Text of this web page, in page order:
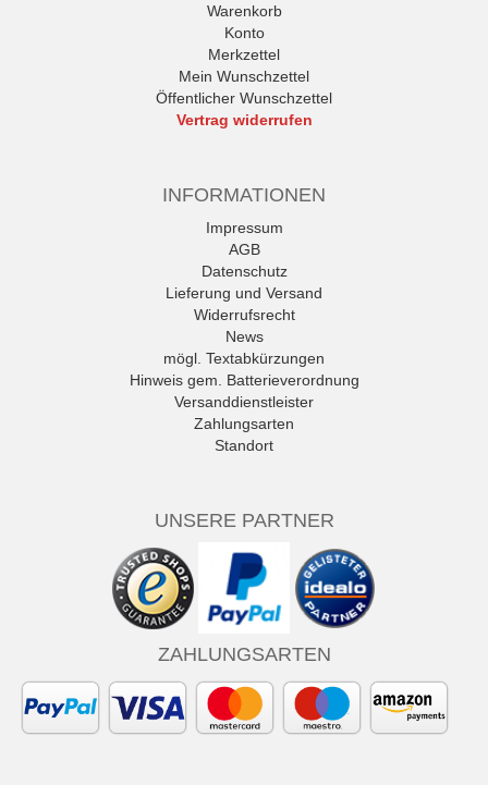
Warenkorb
Konto
Merkzettel
Mein Wunschzettel
Öffentlicher Wunschzettel
Vertrag widerrufen
INFORMATIONEN
Impressum
AGB
Datenschutz
Lieferung und Versand
Widerrufsrecht
News
mögl. Textabkürzungen
Hinweis gem. Batterieverordnung
Versanddienstleister
Zahlungsarten
Standort
UNSERE PARTNER
ZAHLUNGSARTEN